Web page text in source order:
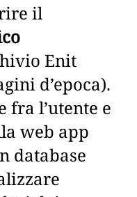
il
Enit
d’epoca).
fra l’utente e
web app
database